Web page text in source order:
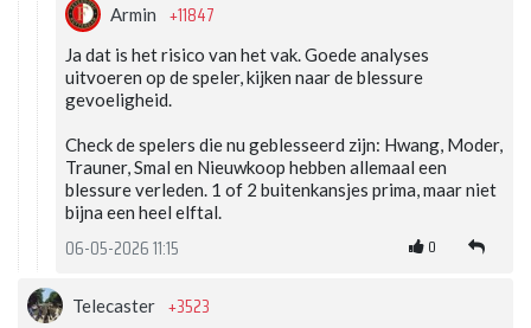
Armin +11847
Ja dat is het risico van het vak. Goede analyses
uitvoeren op de speler, kijken naar de blessure
gevoeligheid.
Check de spelers die nu geblesseerd zijn: Hwang, Moder,
Trauner, Smal en Nieuwkoop hebben allemaal een
blessure verleden. 1 of 2 buitenkansjes prima, maar niet
bijna een heel elftal.
06-05-2026 11:15 0
Telecaster +3523